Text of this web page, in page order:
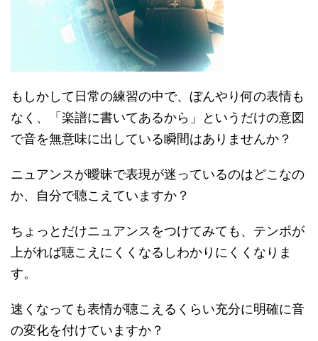
もしかして日常の練習の中で、ぼんやり何の表情も
なく、「楽譜に書いてあるから」というだけの意図
で音を無意味に出している瞬間はありませんか？
ニュアンスが曖昧で表現が迷っているのはどこなの
か、自分で聴こえていますか？
ちょっとだけニュアンスをつけてみても、テンポが
上がれば聴こえにくくなるしわかりにくくなりま
す。
速くなっても表情が聴こえるくらい充分に明確に音
の変化を付けていますか？